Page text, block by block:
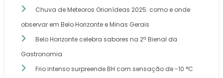
Chuva de Meteoros Orionídeas 2025: como e onde
observar em Belo Horizonte e Minas Gerais
Belo Horizonte celebra sabores na 2ª Bienal da
Gastronomia
Frio intenso surpreende BH com sensação de -10 °C